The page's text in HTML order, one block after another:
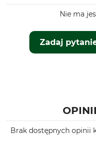
Zadaj
Nie ma
Brak dostępnych opinii